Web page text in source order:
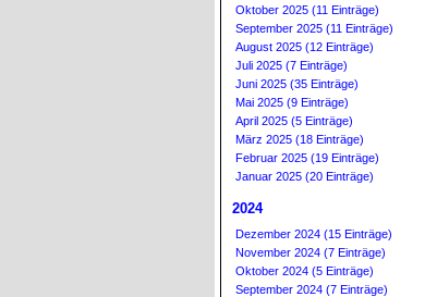
Oktober 2025 (11 Einträge)
September 2025 (11 Einträge)
August 2025 (12 Einträge)
Juli 2025 (7 Einträge)
Juni 2025 (35 Einträge)
Mai 2025 (9 Einträge)
April 2025 (5 Einträge)
März 2025 (18 Einträge)
Februar 2025 (19 Einträge)
Januar 2025 (20 Einträge)
2024
Dezember 2024 (15 Einträge)
November 2024 (7 Einträge)
Oktober 2024 (5 Einträge)
September 2024 (7 Einträge)